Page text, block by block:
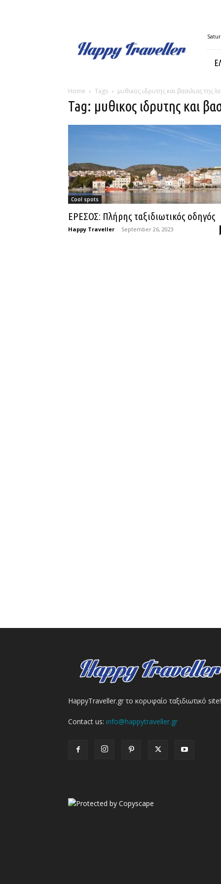
Traveller
Home Tags μυθικος ιδρυτης και βασιλιας της
Tag: μυθικος ιδρυτης και
Cool spots
ΕΡΕΣΟΣ: Πλήρης ταξιδιωτικός οδηγός
Happy Traveller - September 26, 2023
HappyTraveller.gr το κορυφαίο ταξιδιωτικό site!
Contact us: info@happytraveller.gr